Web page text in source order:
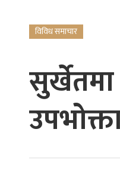
विविध समाचार